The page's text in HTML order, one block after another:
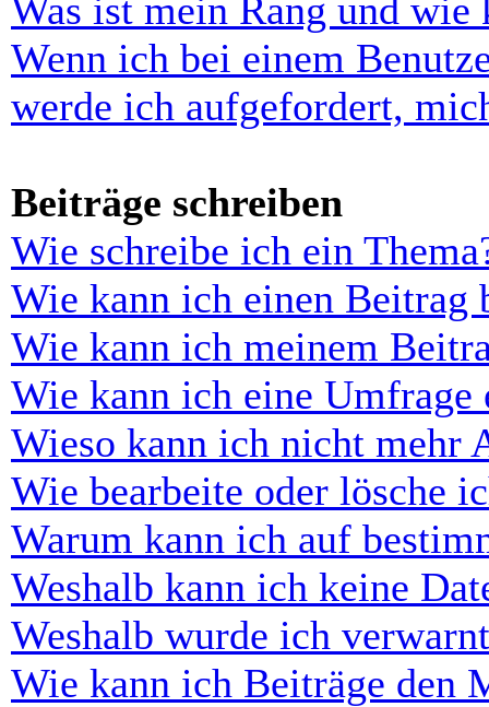
Was ist mein Rang und wie
Wenn ich bei einem
werde ich aufgefordert,
Beiträge schreiben
Wie schreibe ich ein
Wie kann ich einen Beitrag
Wie kann ich meinem
Wie kann ich eine Umfrage
Wieso kann ich nicht mehr
Wie bearbeite oder lösche
Warum kann ich auf
Weshalb kann ich keine
Weshalb wurde ich
Wie kann ich Beiträge den